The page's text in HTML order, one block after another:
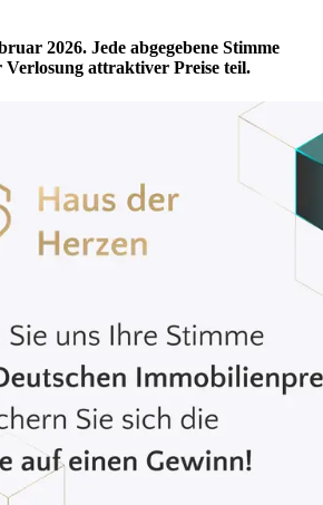
2026. Jede abgegebene Stimme
Verlosung attraktiver Preise teil.